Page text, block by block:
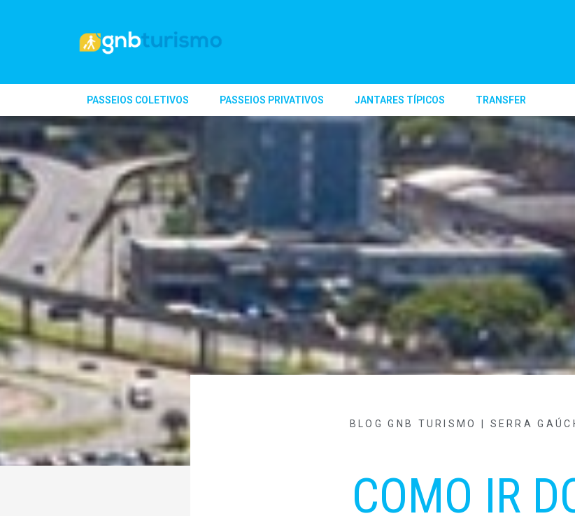
PASSEIOS COLETIVOS PASSEIOS PRIVATIVOS JANTARES TÍPICOS TRANSFER
BLOG GNB TURISMO | SERRA
COMO IR